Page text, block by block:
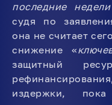
последние
судя по
она не считает
снижение «
защитный
издержки,